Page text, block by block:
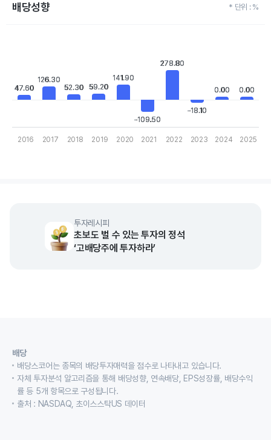
배당성향 * 단위 : %
The chart has 1 X axis displaying categories.
The chart has 1 Y axis displaying values. Data ranges from -
47.60
47.60
126.30
126.30
52.30
52.30 59.20
59.20
141.90
141.90
-109.50
-109.50
278.80
278.80
-18.10
-18.10
0.00
0.00 0.00
0.00
2016 2017 2018 2019 2020 2021 2022 2023 2024 2025
투자레시피
초보도 벌 수 있는 투자의 정석
‘고배당주에 투자하라’
배당
배당스코어는 종목의 배당투자매력을 점수로 나타내고 있습니다.
자체 투자분석 알고리즘을 통해 배당성향, 연속배당, EPS성장률, 배당수익
률 등 5개 항목으로 구성됩니다.
출처 : NASDAQ, 초이스스탁US 데이터